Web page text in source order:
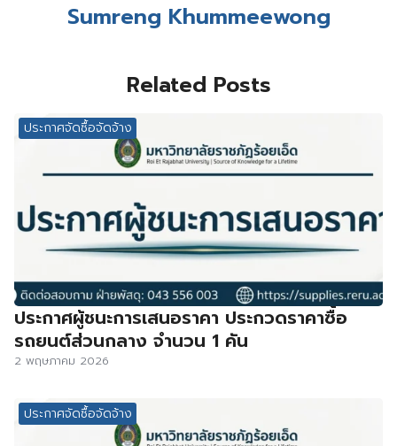
Sumreng Khummeewong
Related Posts
ประกาศจัดซื้อจัดจ้าง
ประกาศผู้ชนะการเสนอราคา ประกวดราคาซื้อ
รถยนต์ส่วนกลาง จำนวน 1 คัน
2 พฤษภาคม 2026
ประกาศจัดซื้อจัดจ้าง